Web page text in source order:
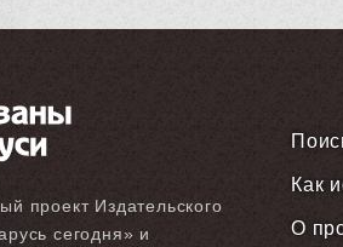
проект Издательского
сегодня» и
Как
О